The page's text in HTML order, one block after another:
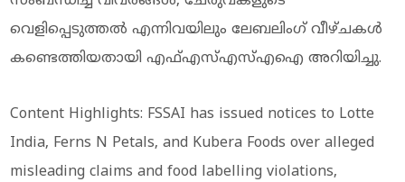
വെളിപ്പെടുത്തല്‍ എന്നിവയിലും ലേബലിംഗ് വീഴ്ചകള്‍
കണ്ടെത്തിയതായി എഫ്എസ്എസ്എഐ അറിയിച്ചു.
Content Highlights: FSSAI has issued notices to Lotte
India, Ferns N Petals, and Kubera Foods over alleged
misleading claims and food labelling violations,